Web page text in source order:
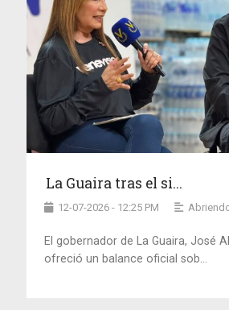
La Guaira tras el si...
12-07-2026 - 12:25 PM
El gobernador de La Guaira, José
ofreció un balance oficial sob...